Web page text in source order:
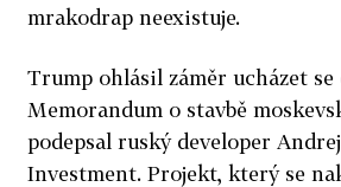
mrakodrap neexistuje.
Trump ohlásil záměr ucházet
Memorandum o stavbě
podepsal ruský developer
Investment. Projekt, který se